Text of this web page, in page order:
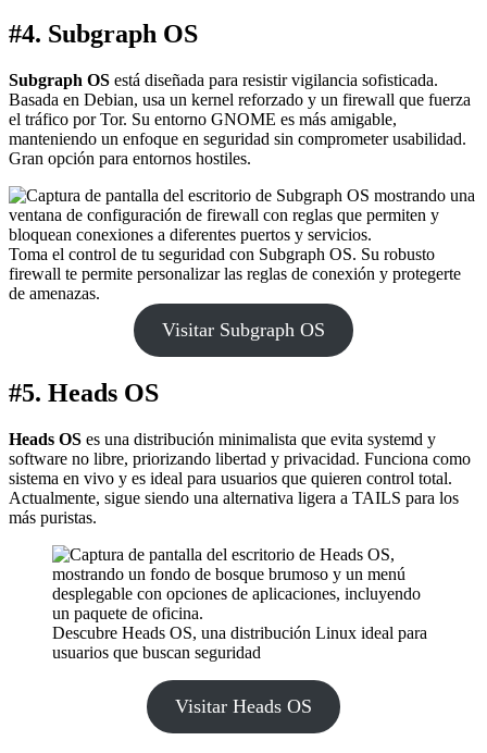
#4. Subgraph OS
Subgraph OS está diseñada para resistir vigilancia sofisticada.
Basada en Debian, usa un kernel reforzado y un firewall que fuerza
el tráfico por Tor. Su entorno GNOME es más amigable,
manteniendo un enfoque en seguridad sin comprometer usabilidad.
Gran opción para entornos hostiles.
Toma el control de tu seguridad con Subgraph OS. Su robusto
firewall te permite personalizar las reglas de conexión y protegerte
de amenazas.
Visitar Subgraph OS
#5. Heads OS
Heads OS es una distribución minimalista que evita systemd y
software no libre, priorizando libertad y privacidad. Funciona como
sistema en vivo y es ideal para usuarios que quieren control total.
Actualmente, sigue siendo una alternativa ligera a TAILS para los
más puristas.
Descubre Heads OS, una distribución Linux ideal para
usuarios que buscan seguridad
Visitar Heads OS